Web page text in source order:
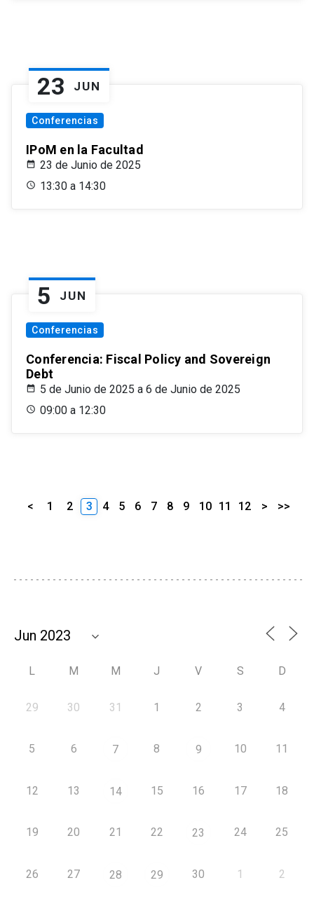
23 JUN
Conferencias
IPoM en la Facultad
23 de Junio de 2025
13:30 a 14:30
5 JUN
Conferencias
Conferencia: Fiscal Policy and Sovereign
Debt
5 de Junio de 2025 a 6 de Junio de 2025
09:00 a 12:30
< 1 2 3 4 5 6 7 8 9 10 11 12 > >>
L M M J V S D
29 30 31 1 2 3 4
5 6 7 8 9 10 11
12 13 14 15 16 17 18
19 20 21 22 23 24 25
26 27 28 29 30 1 2